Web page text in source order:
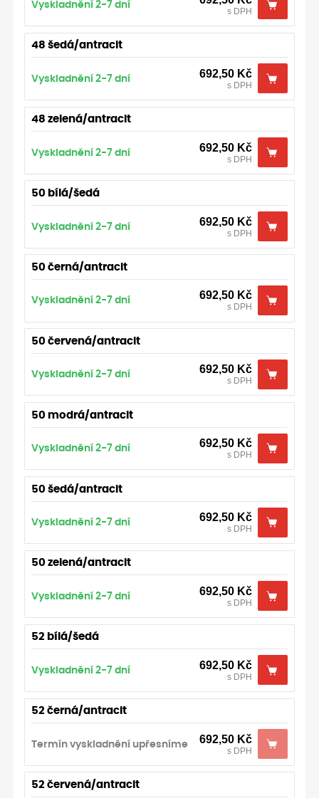
Vyskladnění 2-7 dní
692,50Kč / ks
64 červená/antracit
692,50Kč / ks
Vyskladnění 2-7 dní
692,50Kč / ks
64 zelená/antracit
692,50Kč / ks
Vyskladnění 2-7 dní
s DPH
48 šedá/antracit
Vyskladnění 2-7 dní 692,50 Kč
s DPH
48 zelená/antracit
Vyskladnění 2-7 dní 692,50 Kč
s DPH
50 bílá/šedá
Vyskladnění 2-7 dní 692,50 Kč
s DPH
50 černá/antracit
Vyskladnění 2-7 dní 692,50 Kč
s DPH
50 červená/antracit
Vyskladnění 2-7 dní 692,50 Kč
s DPH
50 modrá/antracit
Vyskladnění 2-7 dní 692,50 Kč
s DPH
50 šedá/antracit
Vyskladnění 2-7 dní 692,50 Kč
s DPH
50 zelená/antracit
Vyskladnění 2-7 dní 692,50 Kč
s DPH
52 bílá/šedá
Vyskladnění 2-7 dní 692,50 Kč
s DPH
52 černá/antracit
Termín vyskladnění upřesníme 692,50 Kč
s DPH
52 červená/antracit